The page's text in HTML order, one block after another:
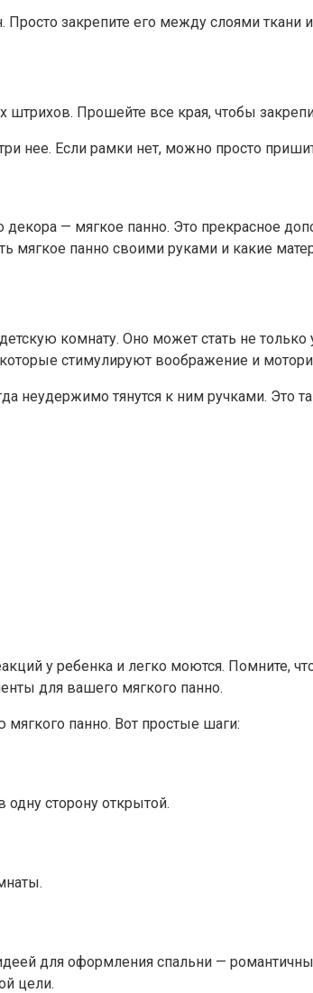
закрепите его между слоями ткани
Прошейте все края, чтобы
нее. Если рамки нет, можно просто
декора — мягкое панно. Это прекрасное
мягкое панно своими руками и какие
комнату. Оно может стать не
стимулируют воображение и
неудержимо тянутся к ним ручками. Это
у ребенка и легко моются. Помните,
для вашего мягкого панно.
панно. Вот простые шаги:
сторону открытой.
для оформления спальни —
цели.